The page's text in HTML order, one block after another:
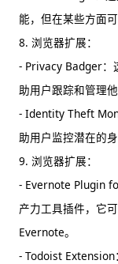
能，但在某些方面可
8. 浏览器扩展：
- Privacy Badger：
助用户跟踪和管理
- Identity Theft
助用户监控潜在的身
9. 浏览器扩展：
- Evernote Plugin
产力工具插件，它
Evernote。
- Todoist Extension